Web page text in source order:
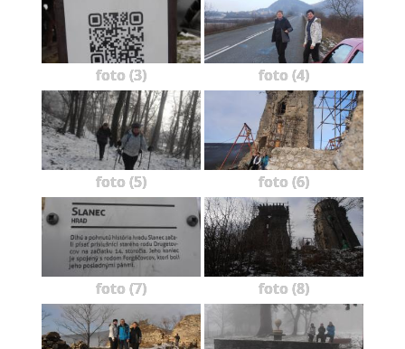
foto (3) foto (4)
foto (5) foto (6)
foto (7) foto (8)